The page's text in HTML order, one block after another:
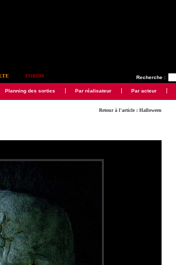
Recherche :
FORUM
Planning des sorties Par réalisateur Par acteur
Retour à l'article : Halloween